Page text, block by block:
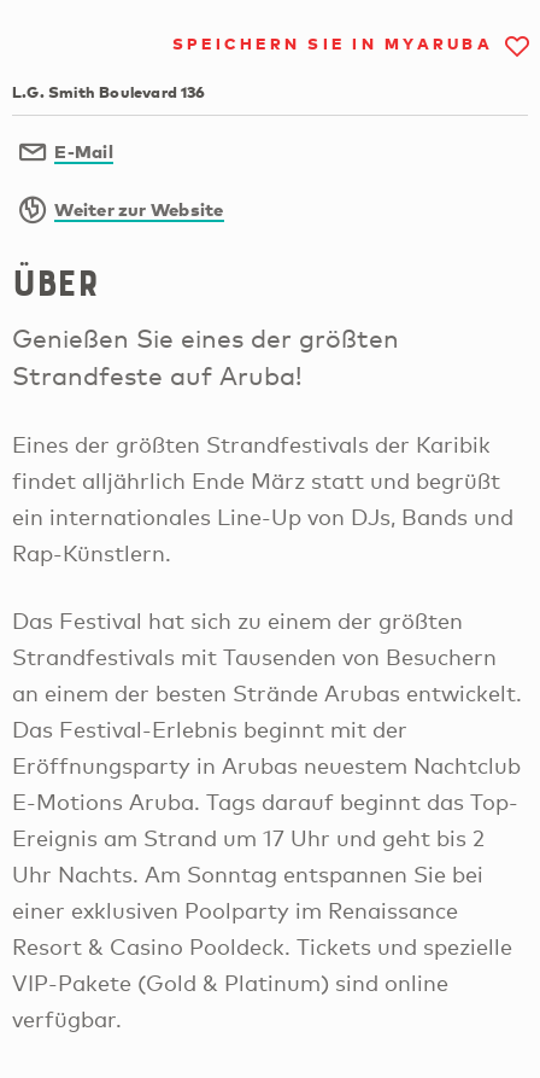
SPEICHERN SIE IN MYARUBA
L.G. Smith Boulevard 136
E-Mail
Weiter zur Website
Über
Genießen Sie eines der größten
Strandfeste auf Aruba!
Eines der größten Strandfestivals der Karibik
findet alljährlich Ende März statt und begrüßt
ein internationales Line-Up von DJs, Bands und
Rap-Künstlern.
Das Festival hat sich zu einem der größten
Strandfestivals mit Tausenden von Besuchern
an einem der besten Strände Arubas entwickelt.
Das Festival-Erlebnis beginnt mit der
Eröffnungsparty in Arubas neuestem Nachtclub
E-Motions Aruba. Tags darauf beginnt das Top-
Ereignis am Strand um 17 Uhr und geht bis 2
Uhr Nachts. Am Sonntag entspannen Sie bei
einer exklusiven Poolparty im Renaissance
Resort & Casino Pooldeck. Tickets und spezielle
VIP-Pakete (Gold & Platinum) sind online
verfügbar.